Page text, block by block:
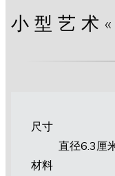
小型艺术
尺寸
直径6.3厘
材料